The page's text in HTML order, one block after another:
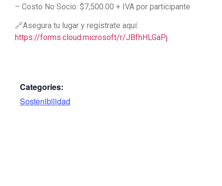
– Costo No Socio: $7,500.00 + IVA por participante
🔗Asegura tu lugar y regístrate aquí:
https://forms.cloud.microsoft/r/JBfhHLGaPj
Categories:
Sostenibilidad